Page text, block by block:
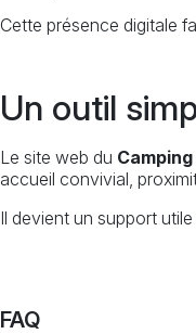
Cette présence digitale
Un outil
Le site web du
accueil convivial,
Il devient un support
FAQ